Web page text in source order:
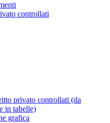
controllati
privato controllati (da
in tabelle)
grafica